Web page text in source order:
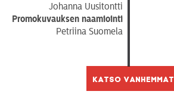
Johanna Uusitontti
Promokuvauksen naamiointi
Petriina Suomela
Katso vanhemmat